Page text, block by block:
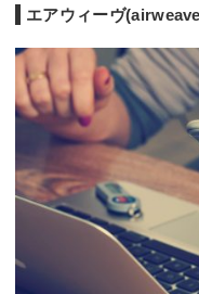
エアウィーヴ